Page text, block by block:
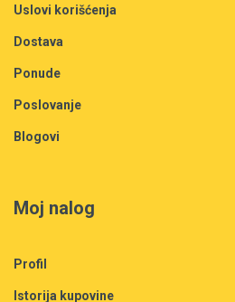
Uslovi korišćenja
Dostava
Ponude
Poslovanje
Blogovi
Moj nalog
Profil
Istorija kupovine